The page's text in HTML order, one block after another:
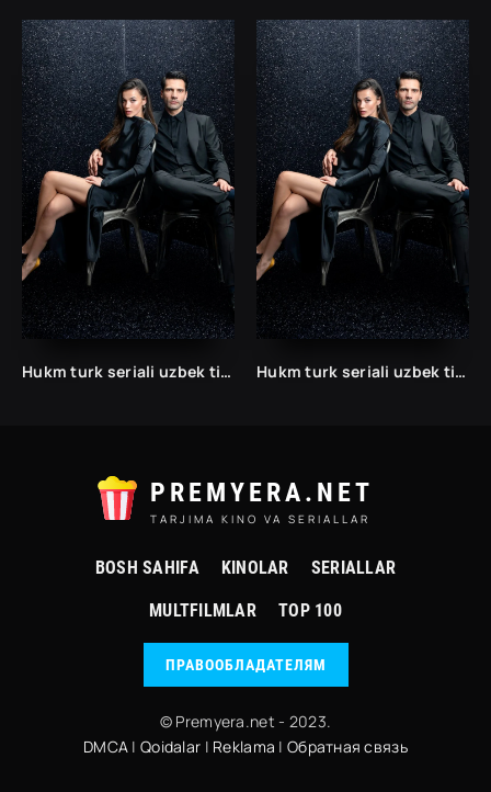
Hukm turk seriali uzbek tilida /Хукм турк сериали ўзбек тилида/ 203. 204. 205. 206. 207. 208. 209. 210. 211. 212. 213. 214. 215 barcha qismlari. Hukm turk seriali uzbek tilida /Хукм турк сериали ўзбек тилида/ 203. 204. 205. 206. 207. 208. 209. 210. 211. 212. 213. 214. 215 barcha qismlari.
PREMYERA.NET
TARJIMA KINO VA SERIALLAR
BOSH SAHIFA KINOLAR SERIALLAR
MULTFILMLAR TOP 100
ПРАВООБЛАДАТЕЛЯМ
© Premyera.net - 2023.
DMCA |Qoidalar | Reklama | Обратная связь